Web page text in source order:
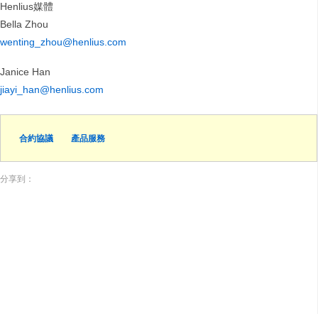
Henlius媒體
Bella Zhou
wenting_zhou@henlius.com
Janice Han
jiayi_han@henlius.com
合約協議 產品服務
分享到：